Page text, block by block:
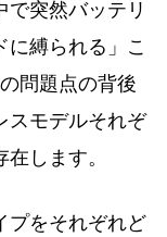
で突然バッテリ
に縛られる」こ
問題点の背後
スモデルそれぞ
します。
プをそれぞれど